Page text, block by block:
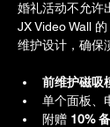
婚礼活动不允许
JX Video Wall
维护设计，确保
前维护磁吸
单个面板、
附赠 10%